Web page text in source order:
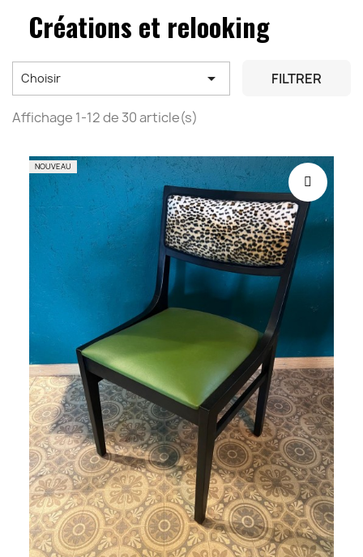
Créations et relooking
Choisir  FILTRER
Affichage 1-12 de 30 article(s)
NOUVEAU